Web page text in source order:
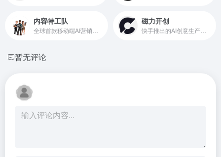
内容特工队 磁力开创
暂无评论